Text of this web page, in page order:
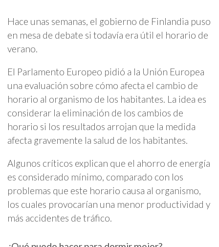
Hace unas semanas, el gobierno de Finlandia puso
en mesa de debate si todavía era útil el horario de
verano.
El Parlamento Europeo pidió a la Unión Europea
una evaluación sobre cómo afecta el cambio de
horario al organismo de los habitantes. La idea es
considerar la eliminación de los cambios de
horario si los resultados arrojan que la medida
afecta gravemente la salud de los habitantes.
Algunos críticos explican que el ahorro de energía
es considerado mínimo, comparado con los
problemas que este horario causa al organismo,
los cuales provocarían una menor productividad y
más accidentes de tráfico.